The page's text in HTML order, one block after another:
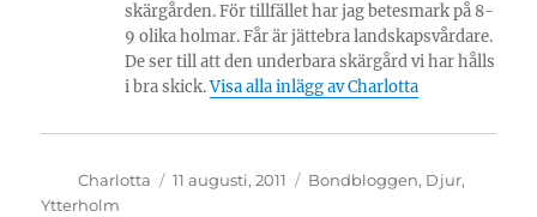
skärgården. För tillfället har jag betesmark på 8-
9 olika holmar. Får är jättebra landskapsvårdare.
De ser till att den underbara skärgård vi har hålls
i bra skick.Visa alla inlägg av Charlotta
Författare
Charlotta
Publicerat
11 augusti, 2011 Kategorier
Bondbloggen, Djur,
Ytterholm